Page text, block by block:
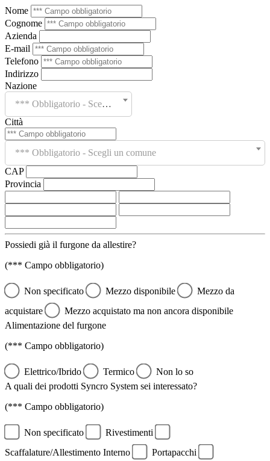
Nome
Cognome
Azienda
E-mail
Telefono
Indirizzo
Nazione
*** Obbligatorio - Scegli un paese
Città
*** Obbligatorio - Scegli un comune
CAP
Provincia
Possiedi già il furgone da allestire?
(*** Campo obbligatorio)
Non specificato Mezzo disponibile
Mezzo da
acquistare
Mezzo acquistato ma non ancora disponibile
Alimentazione del furgone
(*** Campo obbligatorio)
Elettrico/Ibrido Termico
Non lo so
A quali dei prodotti Syncro System sei interessato?
(*** Campo obbligatorio)
Non specificato
Rivestimenti
Scaffalature/Allestimento Interno
Portapacchi